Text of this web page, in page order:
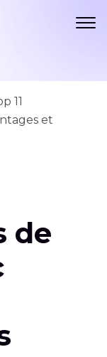
11
et
de